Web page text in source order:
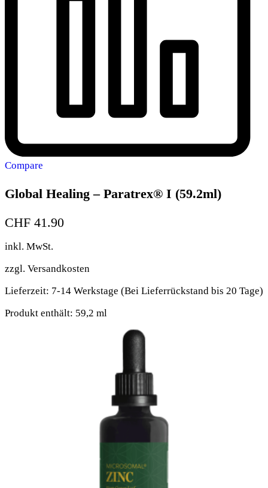
Compare
Global Healing – Paratrex® I (59.2ml)
CHF 41.90
inkl. MwSt.
zzgl. Versandkosten
Lieferzeit: 7-14 Werkstage (Bei Lieferrückstand bis 20 Tage)
Produkt enthält: 59,2 ml